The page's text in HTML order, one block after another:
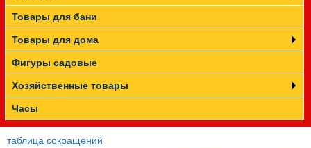
Товары для бани
Товары для дома
Фигуры садовые
Хозяйственные товары
Часы
таблица сокращений